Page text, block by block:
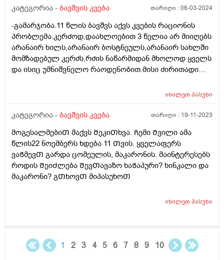
დასუსტებულია. გავუკეთე პარაზიტებზე კვლევა,არ
საქმე?
კატეგორია - ბავშვის კვება თარიღი :06-03-2024
-გამარჯობა.11 წლის ბავშვს აქვს კვების რაციონის
პრობლემა.კერძოდ,დაახლოებით 3 წელია არ მიიღებს
არანაირ ხილს,არანაირ ბოსტნეულს,არანაირ სახლში
მომზადებულ კერძს,რძის ნაწარმიდან მხოლოდ ყველს
და ისიც უმნიშვნელო რაოდენობით.მისი ძირითადი
წელია,ფაქტიურად ჯანსაღს აღარაფერს
და წინააღმდეგობას აზრი არ აქვს.თვითონაც
განიცდის რომ ვუხსნი რა საფრთხისშემცველია
მსგავსი კვება,მაგრამ არ შეუძლია ჭამოს სხვა
რამ.მირჩიეთ როგორ მოვიქცე.კვების ფსიქოლოგი ამ
კუთხით თუ მუშაობს რომ ჩავრთო?
იხილეთპასუხი
კატეგორია - ბავშვის კვება თარიღი : 19-11-2023
მოგესალმებიᲗ მაქვს ᲨეკიᲗხვა. Ჩემი Შვილი ამა
წლის22 ნოემბერს ხდება 11 Თვის. ყველაფერს
ვაᲭმევᲗ გარდა ცომეულის, მაკარონის. მაინტერესებს
როდის ᲨეიᲫლება ᲨევᲗავაზო ხაᲭაპური? ხინკალი და
მაკარონი? გᲗხოვᲗ მიპასუხოᲗ
იხილეთპასუხი
1 2 3 4 5 6 7 8 9 10